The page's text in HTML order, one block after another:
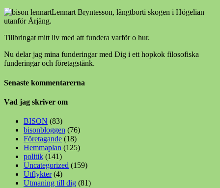
Lennart Bryntesson, långtborti skogen i Högelian
utanför Årjäng.
Tillbringat mitt liv med att fundera varför o hur.
Nu delar jag mina funderingar med Dig i ett hopkok filosofiska
funderingar och företagstänk.
Senaste kommentarerna
Vad jag skriver om
BISON (83)
bisonbloggen (76)
Företagande (18)
Hemmaplan (125)
politik (141)
Uncategorized (159)
Utflykter(4)
Utmaning till dig (81)